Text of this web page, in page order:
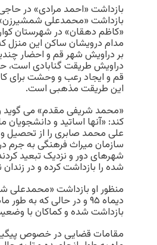
بازداشت «احمد مرادی» در
بازداشت «محمدعلی شمشیرزن»
«کاظم دهقان» در شهرستان
مدام درویشان ساکن این منزل
بر دراویش شهر قم و احضار
دراویش طریقت گنابادی است،
قم و ایجاد رعب و وحشت برای
این طریقت مذهبی است.
«محمد شریفی مقدم» می گوید
کند: «آنها اساتید و
علی محمد صابری را از تحصیل
سازمان میراث فرهنگی به جرم
شهرهای دور و نزدیک تبعید
شده را بازداشت کرده و در
منظور او بازداشت
دیماه ۹۵ و در حالی که
بازداشت شده و کماکان با
مقامات قضایی در خصوص